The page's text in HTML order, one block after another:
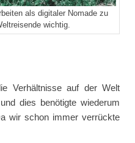
als digitaler Nomade zu
wichtig.
Verhältnisse auf der Welt
dies benötigte wiederum
wir schon immer verrückte